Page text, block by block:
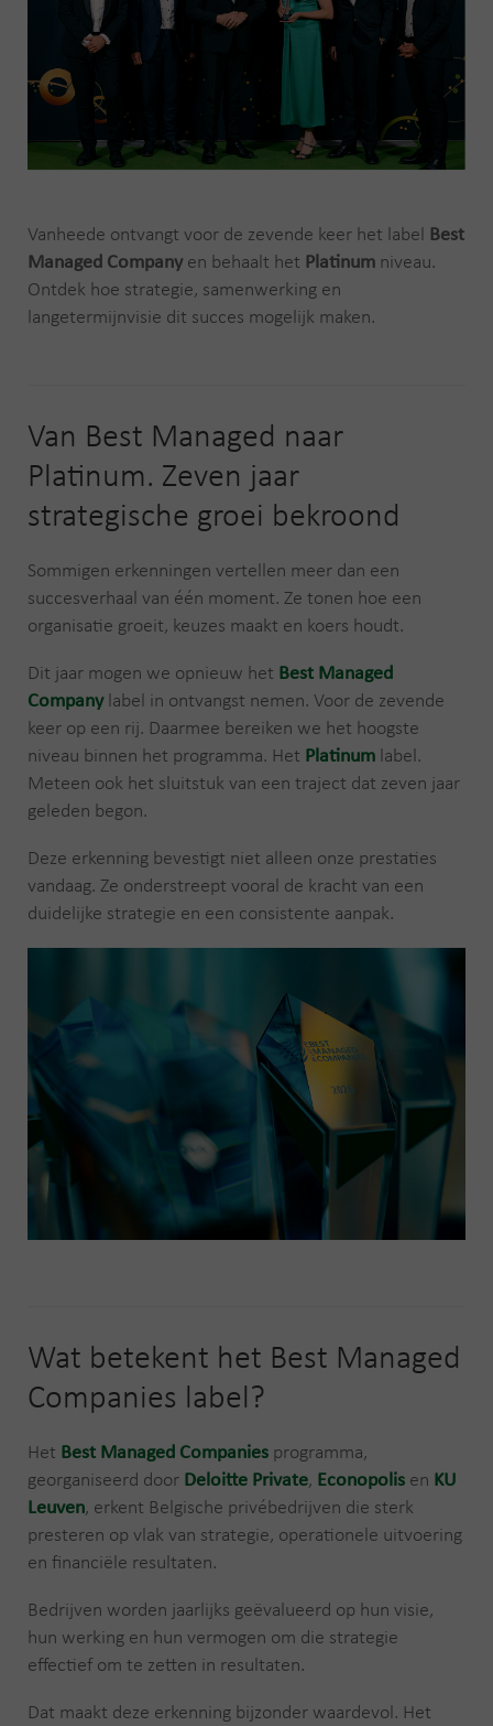
Vanheede ontvangt voor de zevende keer het label Best
Managed Company en behaalt het Platinum niveau.
Ontdek hoe strategie, samenwerking en
langetermijnvisie dit succes mogelijk maken.
Van Best Managed naar
Platinum. Zeven jaar
strategische groei bekroond
Sommigen erkenningen vertellen meer dan een
succesverhaal van één moment. Ze tonen hoe een
organisatie groeit, keuzes maakt en koers houdt.
Dit jaar mogen we opnieuw het Best Managed
Companylabel in ontvangst nemen. Voor de zevende
keer op een rij. Daarmee bereiken we het hoogste
niveau binnen het programma. Het Platinum label.
Meteen ook het sluitstuk van een traject dat zeven jaar
geleden begon.
Deze erkenning bevestigt niet alleen onze prestaties
vandaag. Ze onderstreept vooral de kracht van een
duidelijke strategie en een consistente aanpak.
Wat betekent het Best Managed
Companies label?
Het Best Managed Companies programma,
georganiseerd door Deloitte Private, Econopolis en KU
Leuven, erkent Belgische privébedrijven die sterk
presteren op vlak van strategie, operationele uitvoering
en financiële resultaten.
Bedrijven worden jaarlijks geëvalueerd op hun visie,
hun werking en hun vermogen om die strategie
effectief om te zetten in resultaten.
Dat maakt deze erkenning bijzonder waardevol. Het